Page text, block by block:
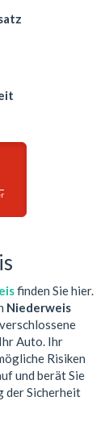
finden Sie hier.
Niederweis
Auto. Ihr
Risiken
und berät Sie
der Sicherheit